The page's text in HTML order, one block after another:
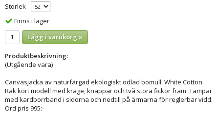
Storlek
Finns i lager
Lägg i varukorg »
Produktbeskrivning:
(Utgående vara)
Canvasjacka av naturfärgad ekologiskt odlad bomull, White Cotton.
Rak kort modell med krage, knappar och två stora fickor fram. Tampar
med kardborrband i sidorna och nedtill på ärmarna för reglerbar vidd.
Ord pris 995:-